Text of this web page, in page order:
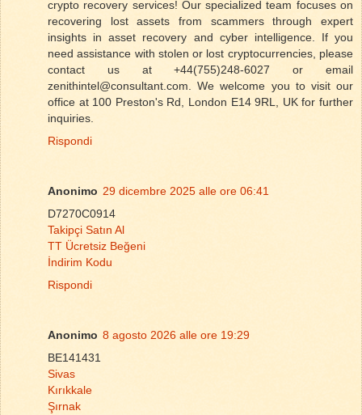
crypto recovery services! Our specialized team focuses on
recovering lost assets from scammers through expert
insights in asset recovery and cyber intelligence. If you
need assistance with stolen or lost cryptocurrencies, please
contact us at +44(755)248-6027 or email
zenithintel@consultant.com. We welcome you to visit our
office at 100 Preston's Rd, London E14 9RL, UK for further
inquiries.
Rispondi
Anonimo 29 dicembre 2025 alle ore 06:41
D7270C0914
Takipçi Satın Al
TT Ücretsiz Beğeni
İndirim Kodu
Rispondi
Anonimo 8 agosto 2026 alle ore 19:29
BE141431
Sivas
Kırıkkale
Şırnak